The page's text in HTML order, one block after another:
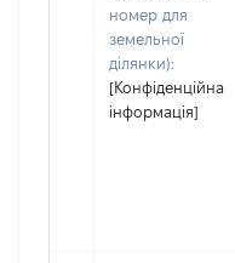
номер для
земельної
ділянки):
[Конфіденційна
інформація]